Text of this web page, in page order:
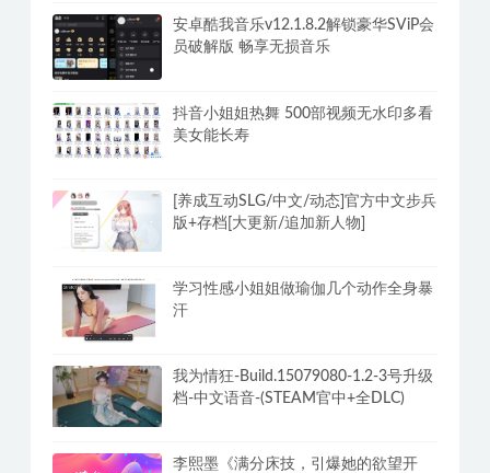
安卓酷我音乐v12.1.8.2解锁豪华SViP会
员破解版 畅享无损音乐
抖音小姐姐热舞 500部视频无水印多看
美女能长寿
[养成互动SLG/中文/动态]官方中文步兵
版+存档[大更新/追加新人物]
学习性感小姐姐做瑜伽几个动作全身暴
汗
我为情狂-Build.15079080-1.2-3号升级
档-中文语音-(STEAM官中+全DLC)
李熙墨《满分床技，引爆她的欲望开